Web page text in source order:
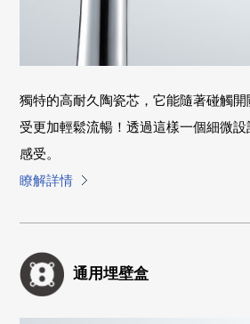
獨特的高耐久陶瓷芯，它能隨著碰觸
受更加輕鬆流暢！透過這樣一個細微
感受。
瞭解詳情
通用埋壁盒